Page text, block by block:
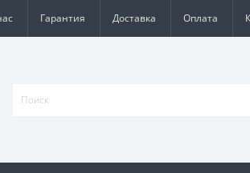
Гарантия Доставка Оплата